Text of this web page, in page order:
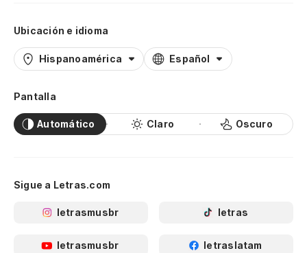
Ubicación e idioma
Hispanoamérica Español
Pantalla
Automático Claro Oscuro
Sigue a Letras.com
letrasmusbr letras
letrasmusbr letraslatam